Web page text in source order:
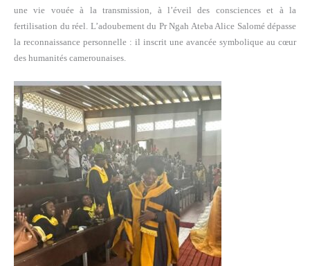
une vie vouée à la transmission, à l’éveil des consciences et à la
fertilisation du réel. L’adoubement du Pr Ngah Ateba Alice Salomé dépasse
la reconnaissance personnelle : il inscrit une avancée symbolique au cœur
des humanités camerounaises.